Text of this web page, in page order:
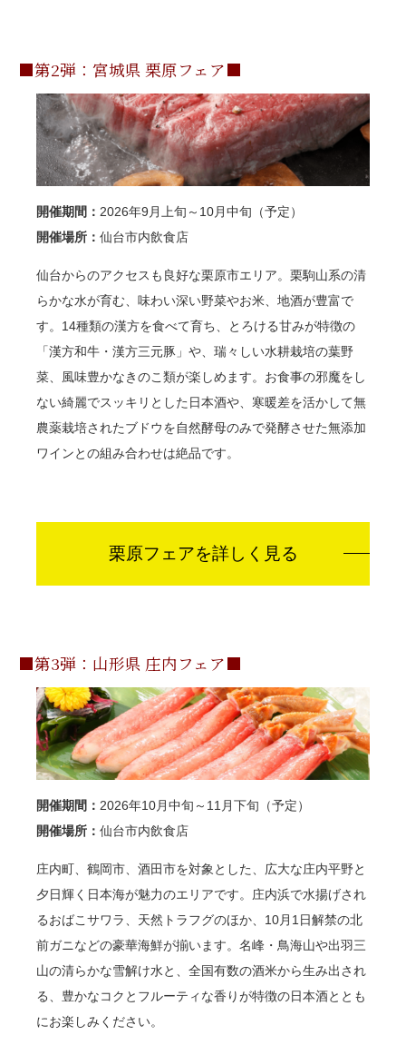
■第2弾：宮城県 栗原フェア■
開催期間： 2026年9月上旬～10月中旬（予定）
開催場所： 仙台市内飲食店
仙台からのアクセスも良好な栗原市エリア。栗駒山系の清
らかな水が育む、味わい深い野菜やお米、地酒が豊富で
す。14種類の漢方を食べて育ち、とろける甘みが特徴の
「漢方和牛・漢方三元豚」や、瑞々しい水耕栽培の葉野
菜、風味豊かなきのこ類が楽しめます。お食事の邪魔をし
ない綺麗でスッキリとした日本酒や、寒暖差を活かして無
農薬栽培されたブドウを自然酵母のみで発酵させた無添加
ワインとの組み合わせは絶品です。
栗原フェアを詳しく見る
■第3弾：山形県 庄内フェア■
開催期間： 2026年10月中旬～11月下旬（予定）
開催場所： 仙台市内飲食店
庄内町、鶴岡市、酒田市を対象とした、広大な庄内平野と
夕日輝く日本海が魅力のエリアです。 庄内浜で水揚げされ
るおばこサワラ、天然トラフグのほか、10月1日解禁の北
前ガニなどの豪華海鮮が揃います。 名峰・鳥海山や出羽三
山の清らかな雪解け水と、全国有数の酒米から生み出され
る、豊かなコクとフルーティな香りが特徴の日本酒ととも
にお楽しみください。